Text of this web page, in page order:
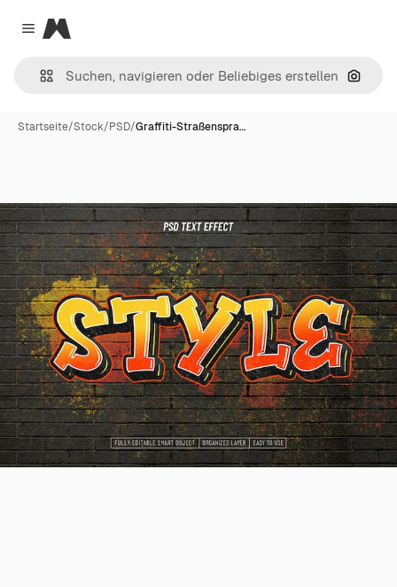
Close menu
Magnific
Nach
Startseite/Stock/PSD/Graffiti-Straßenspra…